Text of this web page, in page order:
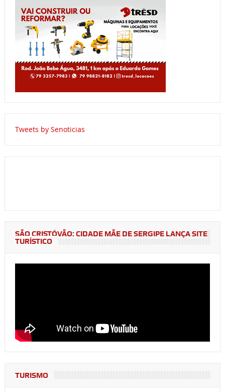
Tweets by Senoticias
SÃO CRISTÓVÃO: CIDADE MÃE DE SERGIPE LANÇA SITE
TURÍSTICO
TURISMO